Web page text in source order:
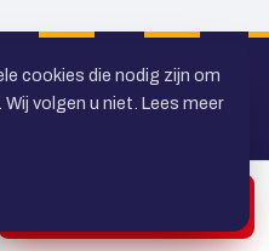
in de
cookies die nodig zijn om
volgen u niet. Lees meer